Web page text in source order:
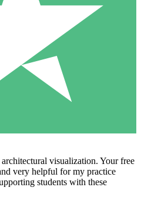
visualization. Your free
very helpful for my practice
students with these